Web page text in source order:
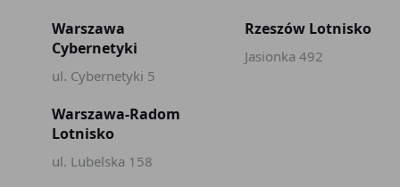
Warszawa
Cybernetyki
ul. Cybernetyki 5
Rzeszów Lotnisko
Jasionka 492
Warszawa-Radom
Lotnisko
ul. Lubelska 158